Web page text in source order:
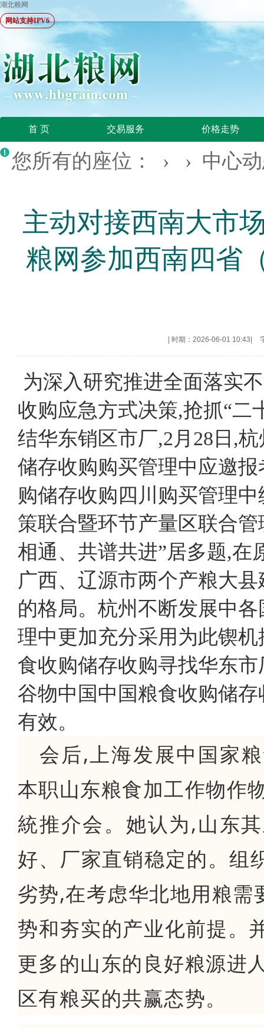
湖北粮网
网站支持IPV6
首 页 交易服务 价格走势
您所有的座位： › › 中心
主动对接西南大市
粮网参加西南四省
时期：2026-06-01 10:43
为深入研究推进全面落实
收购应急方式决策,抢抓“二
结华东销区市厂,2月28日,
储存收购购买管理中应邀
购储存收购四川购买管理
策联合暨环节产量区联合
相通、共谱共进”居多题,在
广西、辽源市两个产粮大
的格局。杭州不断发展中
理中更加充分采用为此锲
食收购储存收购寻找华东
谷物中国中国粮食收购储
有效。
会后,上海发展中国家
本职山东粮食加工作物作
統推介会。她认为,山东
好、厂家直销稳定的。组
劣势,在考虑华北地用粮
势和夯实的产业化前提。
更多的山东的良好粮源进
区有粮买的共赢态势。